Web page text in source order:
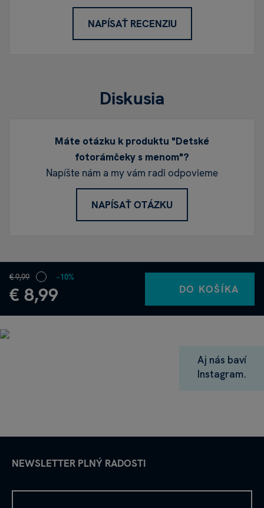
NAPÍSAŤ RECENZIU
Diskusia
Máte otázku k produktu "Detské
fotorámčeky s menom"?
Napíšte nám a my vám radi odpovieme
NAPÍSAŤ OTÁZKU
€ 9,99
€ 8,99
−10%
DO KOŠÍKA
Aj nás baví
Instagram.
NEWSLETTER PLNÝ RADOSTI